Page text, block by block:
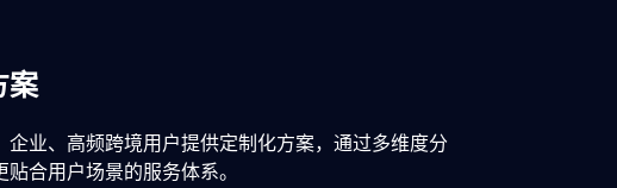
案
企业、高频跨境用户提供定制化方案，通过多维度分
合用户场景的服务体系。